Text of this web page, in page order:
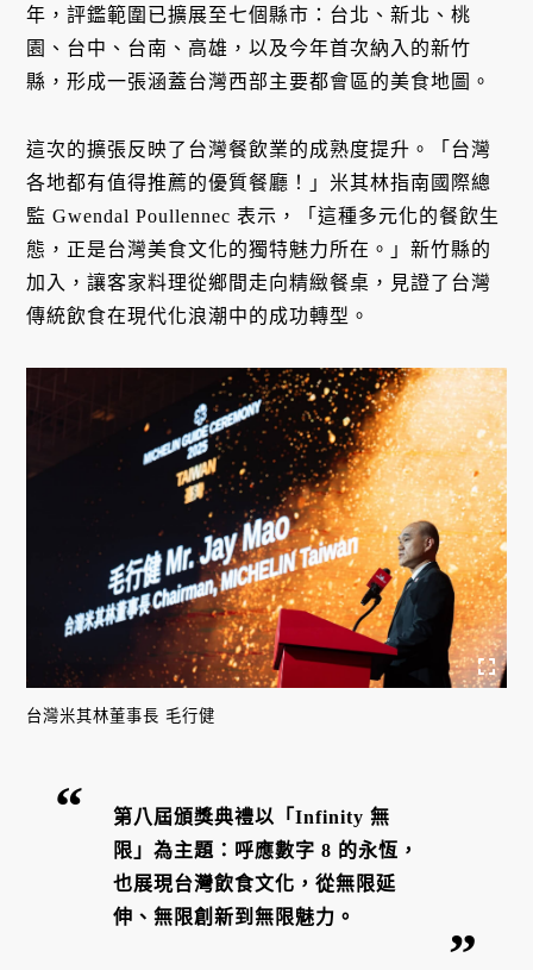
年，評鑑範圍已擴展至七個縣市：台北、新北、桃
園、台中、台南、高雄，以及今年首次納入的新竹
縣，形成一張涵蓋台灣西部主要都會區的美食地圖。
這次的擴張反映了台灣餐飲業的成熟度提升。「台灣
各地都有值得推薦的優質餐廳！」米其林指南國際總
監 Gwendal Poullennec 表示，「這種多元化的餐飲生
態，正是台灣美食文化的獨特魅力所在。」新竹縣的
加入，讓客家料理從鄉間走向精緻餐桌，見證了台灣
傳統飲食在現代化浪潮中的成功轉型。
台灣米其林董事長 毛行健
第八屆頒獎典禮以「Infinity 無
限」為主題：呼應數字 8 的永恆，
也展現台灣飲食文化，從無限延
伸、無限創新到無限魅力。